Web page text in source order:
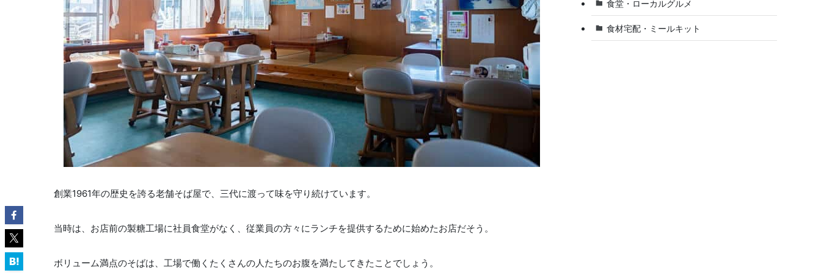
創業1961年の歴史を誇る老舗そば屋で、三代に渡って味を守り続けています。
当時は、お店前の製糖工場に社員食堂がなく、従業員の方々にランチを提供するために始めたお店だそう。
ボリューム満点のそばは、工場で働くたくさんの人たちのお腹を満たしてきたことでしょう。
食堂・ローカルグルメ
食材宅配・ミールキット